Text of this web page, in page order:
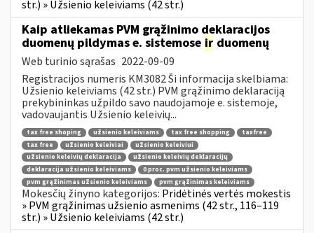
str.) » Užsienio keleiviams (42 str.)
Kaip atliekamas PVM grąžinimo deklaracijos
duomenų pildymas e. sistemose ir duomenų
Web turinio sąrašas 2022-09-09
Registracijos numeris KM3082 Ši informacija skelbiama:
Užsienio keleiviams (42 str.) PVM grąžinimo deklaraciją
prekybininkas užpildo savo naudojamoje e. sistemoje,
vadovaujantis Užsienio keleivių...
tax free shoping užsienio keleiviams tax free shopping
taxfree
tax free
užsienio keleiviai
užsienio keleiviui
užsienio keleivių deklaracija
užsienio keleivių deklaracijų
deklaracija užsienio keleiviams
0 proc. pvm užsienio keleiviams
pvm grąžinimas užsienio keleiviams
pvm grąžinimas keleiviams
Mokesčių žinyno kategorijos: Pridėtinės vertės mokestis
» PVM grąžinimas užsienio asmenims (42 str., 116–119
str.) » Užsienio keleiviams (42 str.)